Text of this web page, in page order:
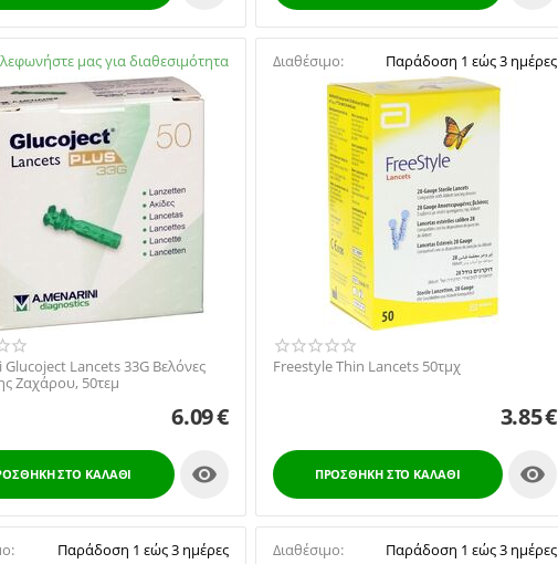
μας για διαθεσιμότητα
2105738672
Lancets 33G Βελόνες
Ζαχάρου, 50τεμ
6.09€
ΣΤΟ ΚΑΛΆΘΙ 
Διαθέσιμο: Παράδοση 1 εώς 3 ημέρες
Freestyle Thin Lancets 50τμχ
3.85€
ΠΡΟΣΘΉΚΗ ΣΤΟ ΚΑΛΆΘΙ 
Παράδοση 1 εώς 3 ημέρες Διαθέσιμο: Παράδοση 1 εώς 3 ημέρες